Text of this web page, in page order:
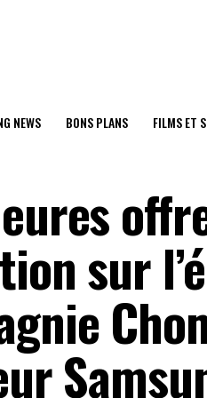
NEWS BONS PLANS FILMS ET
sur